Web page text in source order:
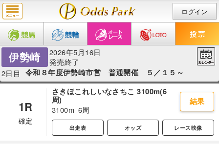
ログイン
伊勢崎
2026年5月16日
発売終了
2日目
令和８年度伊勢崎市営 普通開催 ５／１５～
1R
確定
さきほこれしいなさちこ 3100m(6
周)
3100m 6周
結果
出走表 オッズ レース映像